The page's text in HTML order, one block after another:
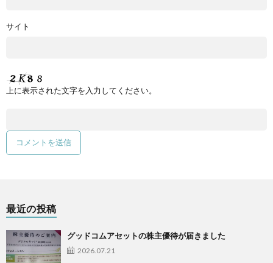
サイト
上に表示された文字を入力してください。
最近の投稿
グッドコムアセットの株主優待が届きました
2026.07.21